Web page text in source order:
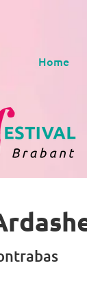
Home